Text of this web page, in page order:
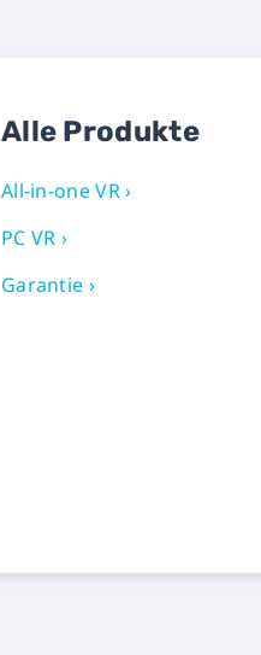
Alle Produkte
All-in-one VR ›
PC VR ›
Garantie ›